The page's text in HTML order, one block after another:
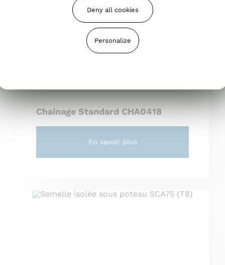
Chainage Standard CHA0418
En savoir plus
Deny all cookies
Personalize